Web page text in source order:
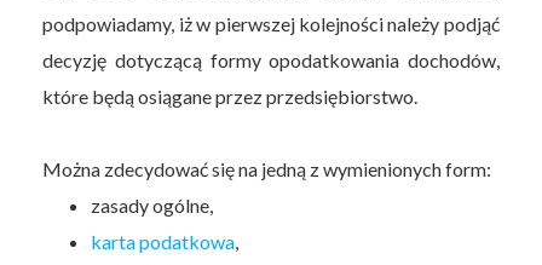
podpowiadamy, iż w pierwszej kolejności należy podjąć
decyzję dotyczącą formy opodatkowania dochodów,
które będą osiągane przez przedsiębiorstwo.
Można zdecydować się na jedną z wymienionych form:
zasady ogólne,
karta podatkowa,